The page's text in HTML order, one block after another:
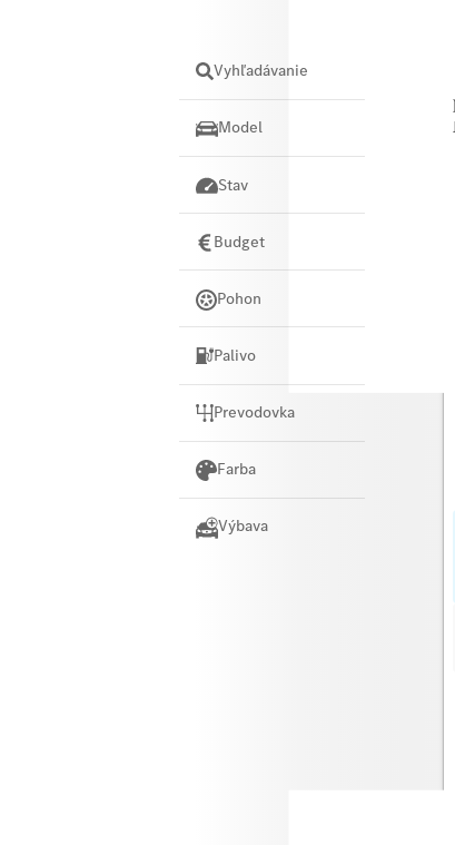
Vyhľadávanie
Model
Stav
Budget
Pohon
Palivo
Prevodovka
Farba
Výbava